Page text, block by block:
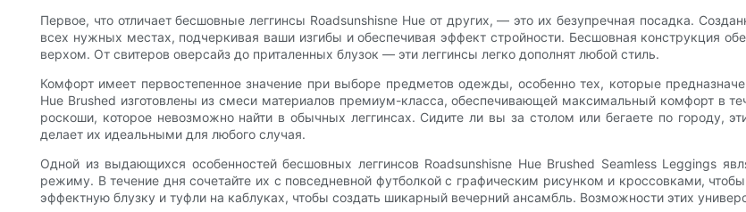
Первое, что отличает бесшовные леггинсы Roadsunshisne Hue от других, — это их безупречная посадка.
всех нужных местах, подчеркивая ваши изгибы и обеспечивая эффект стройности. Бесшовная конструкция
верхом. От свитеров оверсайз до приталенных блузок — эти леггинсы легко дополнят любой стиль.
Комфорт имеет первостепенное значение при выборе предметов одежды, особенно тех, которые
Hue Brushed изготовлены из смеси материалов премиум-класса, обеспечивающей максимальный комфорт в
роскоши, которое невозможно найти в обычных леггинсах. Сидите ли вы за столом или бегаете по городу,
делает их идеальными для любого случая.
Одной из выдающихся особенностей бесшовных леггинсов Roadsunshisne Hue Brushed Seamless Leggings
режиму. В течение дня сочетайте их с повседневной футболкой с графическим рисунком и кроссовками,
эффектную блузку и туфли на каблуках, чтобы создать шикарный вечерний ансамбль. Возможности этих